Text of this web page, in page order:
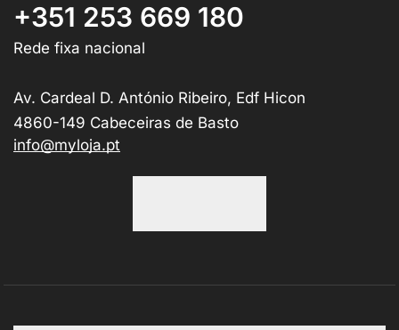
+351 253 669 180
Rede fixa nacional
Av. Cardeal D. António Ribeiro, Edf Hicon
4860-149 Cabeceiras de Basto
info@myloja.pt